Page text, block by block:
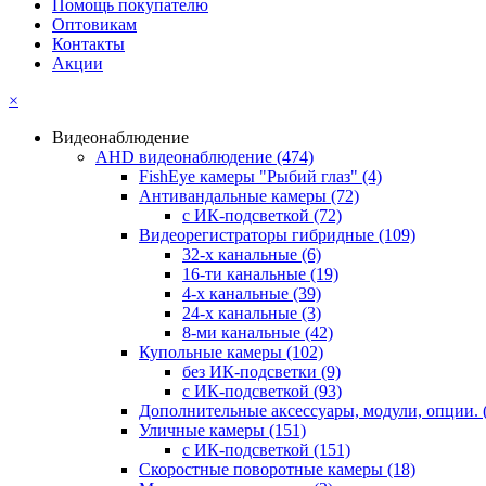
Помощь покупателю
Оптовикам
Контакты
Акции
×
Видеонаблюдение
AHD видеонаблюдение (474)
FishEye камеры "Рыбий глаз" (4)
Антивандальные камеры (72)
с ИК-подсветкой (72)
Видеорегистраторы гибридные (109)
32-х канальные (6)
16-ти канальные (19)
4-х канальные (39)
24-х канальные (3)
8-ми канальные (42)
Купольные камеры (102)
без ИК-подсветки (9)
с ИК-подсветкой (93)
Дополнительные аксессуары, модули, опции.
Уличные камеры (151)
с ИК-подсветкой (151)
Скоростные поворотные камеры (18)